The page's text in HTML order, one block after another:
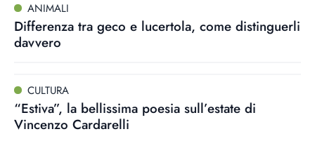
ANIMALI
Differenza tra geco e lucertola, come distinguerli
davvero
CULTURA
“Estiva”, la bellissima poesia sull’estate di
Vincenzo Cardarelli